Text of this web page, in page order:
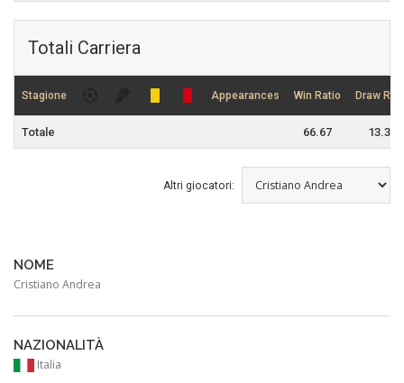
Totali Carriera
Stagione Appearances Win Ratio Draw
Totale 66.67 13.33
Altri giocatori:
NOME
Cristiano Andrea
NAZIONALITÀ
Italia